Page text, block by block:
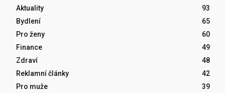
Aktuality
93
Bydlení
65
Pro ženy
60
Finance
49
Zdraví
48
Reklamní články
42
Pro muže
39